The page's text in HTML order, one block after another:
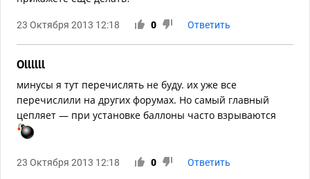
23 Октября 2013 12:18 0 Ответить
Ollllll
минусы я тут перечислять не буду. их уже все
перечислили на других форумах. Но самый главный
цепляет — при установке баллоны часто взрываются
23 Октября 2013 12:18 0 Ответить